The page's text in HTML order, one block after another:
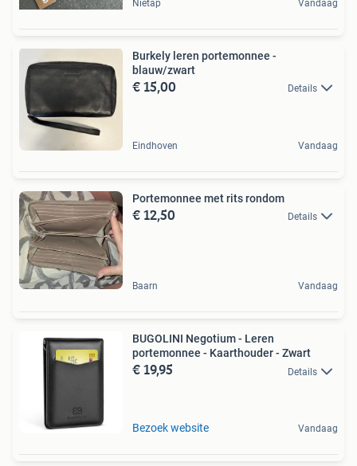
Nietap Vandaag
Burkely leren portemonnee -
blauw/zwart
€ 15,00 Details
Eindhoven Vandaag
Portemonnee met rits rondom
€ 12,50 Details
Baarn Vandaag
BUGOLINI Negotium - Leren
portemonnee - Kaarthouder - Zwart
€ 19,95 Details
Bezoek website Vandaag